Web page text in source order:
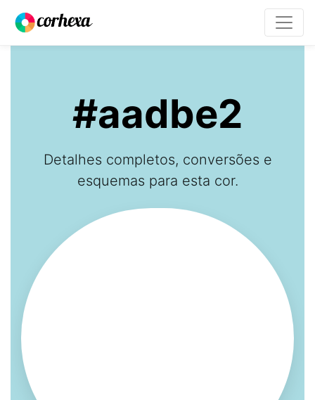
#aadbe2
Detalhes completos, conversões e
esquemas para esta cor.